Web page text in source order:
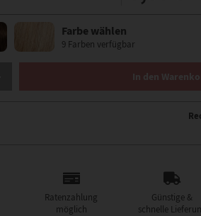
Farbe wählen
9 Farben verfügbar
In den
Ratenzahlung
möglich
Günstige &
schnelle